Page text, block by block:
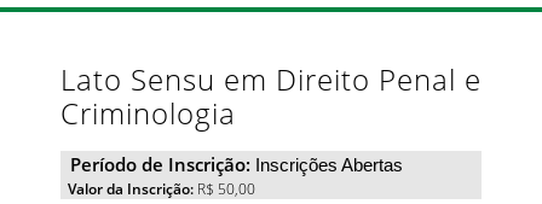
Lato Sensu em Direito Penal e
Criminologia
Período de Inscrição: Inscrições Abertas
Valor da Inscrição: R$ 50,00